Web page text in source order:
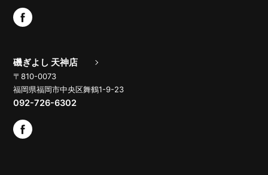
磯ぎよし 天神店
〒810-0073
福岡県福岡市中央区舞鶴1-9-23
092-726-6302